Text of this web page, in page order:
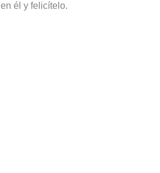
él y felicítelo.